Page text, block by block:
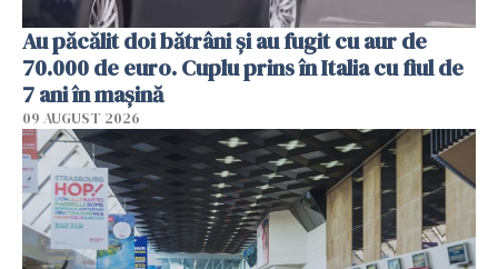
Au păcălit doi bătrâni și au fugit cu aur de
70.000 de euro. Cuplu prins în Italia cu fiul de
7 ani în mașină
09 AUGUST 2026